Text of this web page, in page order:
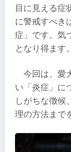
目に見える症
に警戒すべき
症」です。気
となり得ます。
今回は、愛
い「炎症」に
しがちな徴候
理の方法まで